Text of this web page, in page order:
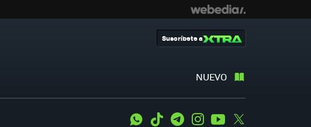
NUEVO
Suscríbete a
WhatsApp
Tiktok TelegramInstagramYoutube